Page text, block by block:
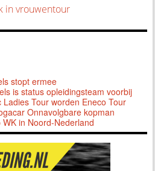
in vrouwentour
stopt ermee
is status opleidingsteam voorbij
Tour worden Eneco Tour
Onnavolgbare kopman
in Noord-Nederland